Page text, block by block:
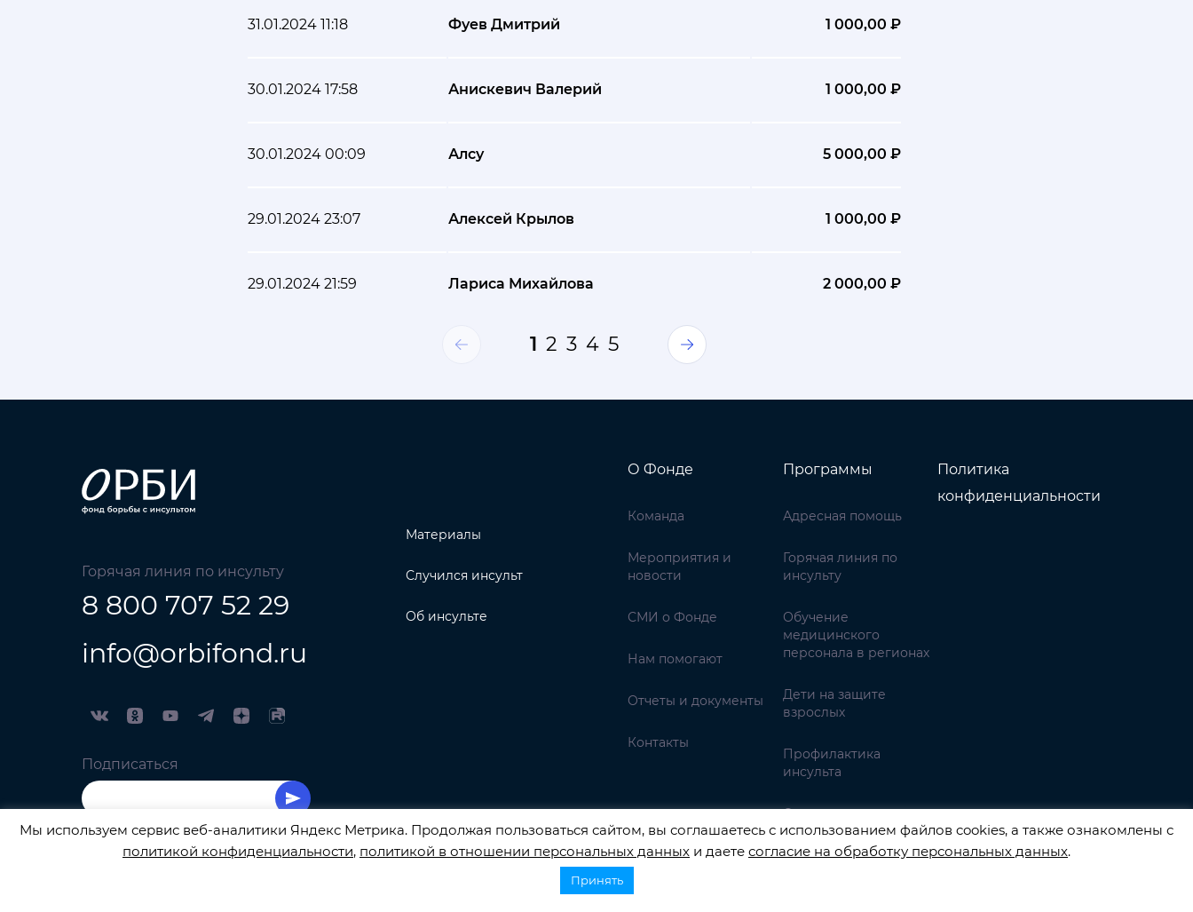
31.01.2024 11:18 Фуев Дмитрий 1 000,00 ₽
30.01.2024 17:58 Анискевич Валерий 1 000,00 ₽
30.01.2024 00:09 Алсу 5 000,00 ₽
29.01.2024 23:07 Алексей Крылов 1 000,00 ₽
29.01.2024 21:59 Лариса Михайлова 2 000,00 ₽
1 2 3 4 5
Горячая линия по инсульту
8 800 707 52 29
info@orbifond.ru
Подписаться
Материалы
Случился инсульт
Об инсульте
О Фонде
Команда
Мероприятия и
новости
СМИ о Фонде
Нам помогают
Отчеты и документы
Контакты
Программы
Адресная помощь
Горячая линия по
инсульту
Обучение
медицинского
персонала в регионах
Дети на защите
взрослых
Профилактика
инсульта
Симптомы инсульта
Политика
конфиденциальности
Мы используем сервис веб-аналитики Яндекс Метрика. Продолжая пользоваться сайтом, вы соглашаетесь с использованием файлов cookies, а также ознакомлены с
политикой конфиденциальности, политикой в отношении персональных данных и даете согласие на обработку персональных данных.
Принять